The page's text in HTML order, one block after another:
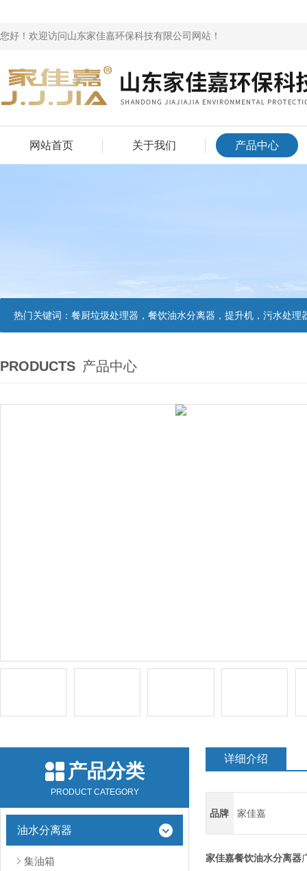
您好！欢迎访问山东家佳嘉环保科技有限公司网站！
网站首页 关于我们 产品中心
热门关键词： 餐厨垃圾处理器，餐饮油水分离器，提升机，污水处理
PRODUCTS 产品中心
产品分类
PRODUCT CATEGORY
油水分离器
集油箱
详细介绍
品牌 家佳嘉
家佳嘉餐饮油水分离器